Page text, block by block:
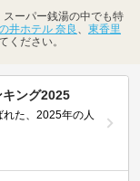
ーパー銭湯の中でも特
井ホテル 奈良 、 東香里
ください。
ング2025
た、2025年の人